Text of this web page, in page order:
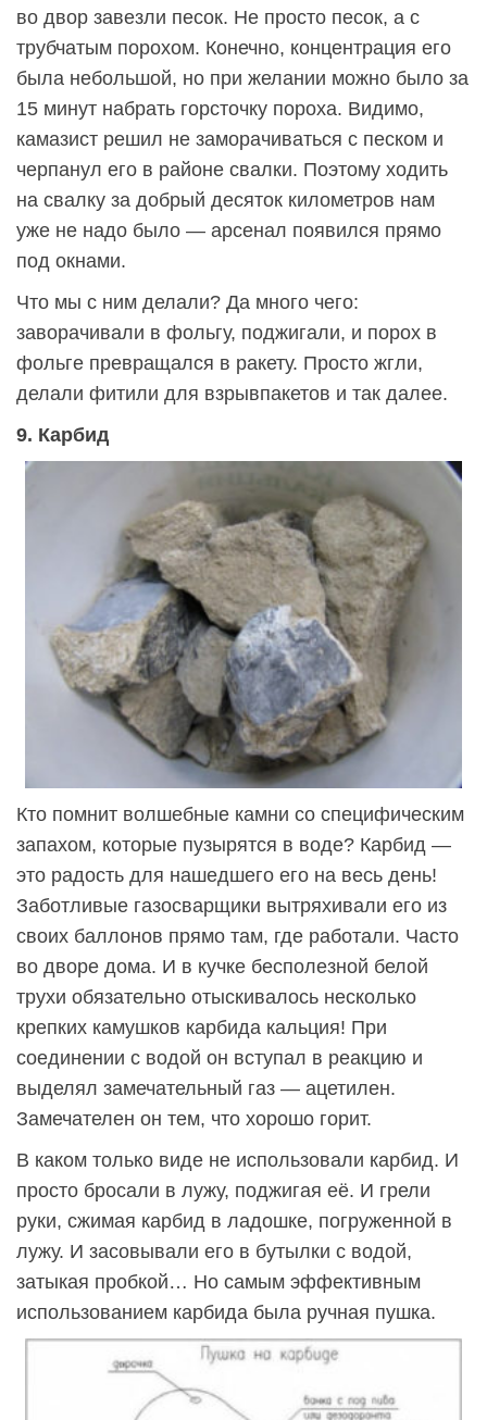
во двор завезли песок. Не просто песок, а с
трубчатым порохом. Конечно, концентрация его
была небольшой, но при желании можно было за
15 минут набрать горсточку пороха. Видимо,
камазист решил не заморачиваться с песком и
черпанул его в районе свалки. Поэтому ходить
на свалку за добрый десяток километров нам
уже не надо было — арсенал появился прямо
под окнами.
Что мы с ним делали? Да много чего:
заворачивали в фольгу, поджигали, и порох в
фольге превращался в ракету. Просто жгли,
делали фитили для взрывпакетов и так далее.
9. Карбид
Кто помнит волшебные камни со специфическим
запахом, которые пузырятся в воде? Карбид —
это радость для нашедшего его на весь день!
Заботливые газосварщики вытряхивали его из
своих баллонов прямо там, где работали. Часто
во дворе дома. И в кучке бесполезной белой
трухи обязательно отыскивалось несколько
крепких камушков карбида кальция! При
соединении с водой он вступал в реакцию и
выделял замечательный газ — ацетилен.
Замечателен он тем, что хорошо горит.
В каком только виде не использовали карбид. И
просто бросали в лужу, поджигая её. И грели
руки, сжимая карбид в ладошке, погруженной в
лужу. И засовывали его в бутылки с водой,
затыкая пробкой… Но самым эффективным
использованием карбида была ручная пушка.